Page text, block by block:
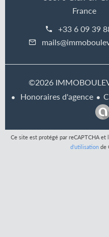
France
+33 6 09 39
©2026
Honoraires d'agence
Ce site est protégé par reCAPTCHA et
d'utilisationde